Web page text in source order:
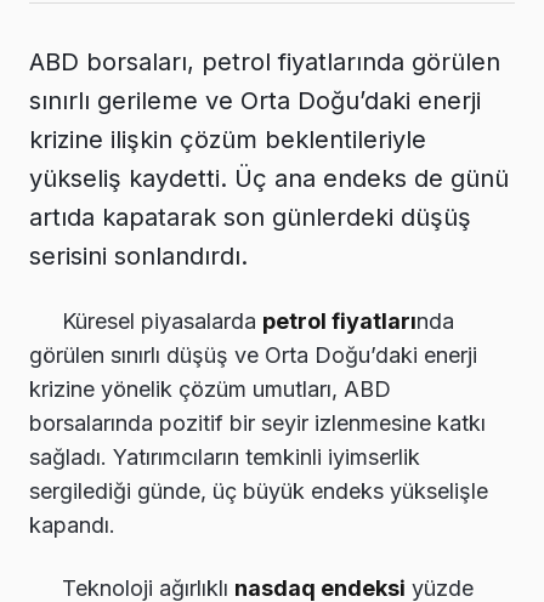
ABD borsaları, petrol fiyatlarında görülen
sınırlı gerileme ve Orta Doğu’daki enerji
krizine ilişkin çözüm beklentileriyle
yükseliş kaydetti. Üç ana endeks de günü
artıda kapatarak son günlerdeki düşüş
serisini sonlandırdı.
Küresel piyasalarda petrol fiyatlarında
görülen sınırlı düşüş ve Orta Doğu’daki enerji
krizine yönelik çözüm umutları, ABD
borsalarında pozitif bir seyir izlenmesine katkı
sağladı. Yatırımcıların temkinli iyimserlik
sergilediği günde, üç büyük endeks yükselişle
kapandı.
Teknoloji ağırlıklı nasdaq endeksi yüzde